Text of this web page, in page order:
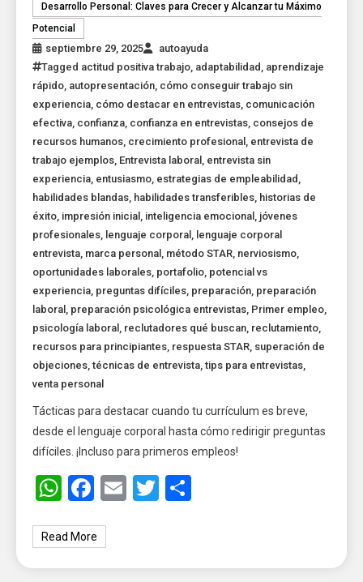
Desarrollo Personal: Claves para Crecer y Alcanzar tu Máximo
Potencial
septiembre 29, 2025
autoayuda
Tagged actitud positiva trabajo, adaptabilidad , aprendizaje
rápido, autopresentación, cómo conseguir trabajo sin
experiencia, cómo destacar en entrevistas, comunicación
efectiva, confianza, confianza en entrevistas, consejos de
recursos humanos, crecimiento profesional , entrevista de
trabajo ejemplos, Entrevista laboral , entrevista sin
experiencia, entusiasmo, estrategias de empleabilidad ,
habilidades blandas, habilidades transferibles, historias de
éxito, impresión inicial , inteligencia emocional , jóvenes
profesionales, lenguaje corporal , lenguaje corporal
entrevista, marca personal , método STAR, nerviosismo,
oportunidades laborales, portafolio, potencial vs
experiencia, preguntas difíciles, preparación, preparación
laboral , preparación psicológica entrevistas, Primer empleo,
psicología laboral , reclutadores qué buscan, reclutamiento,
recursos para principiantes, respuesta STAR, superación de
objeciones,técnicas de entrevista,tips para entrevistas,
venta personal
Tácticas para destacar cuando tu currículum es breve,
desde el lenguaje corporal hasta cómo redirigir preguntas
difíciles. ¡Incluso para primeros empleos!
WhatsApp
Facebook
EmailTwitter
Read More